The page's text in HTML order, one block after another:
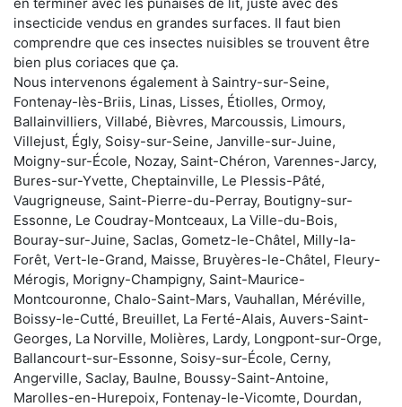
insecticide vendus en grandes surfaces. Il faut bien
comprendre que ces insectes nuisibles se trouvent être
bien plus coriaces que ça.
Nous intervenons également à Saintry-sur-Seine,
Fontenay-lès-Briis, Linas, Lisses, Étiolles, Ormoy,
Ballainvilliers, Villabé, Bièvres, Marcoussis, Limours,
Villejust, Égly, Soisy-sur-Seine, Janville-sur-Juine,
Moigny-sur-École, Nozay, Saint-Chéron, Varennes-Jarcy,
Bures-sur-Yvette, Cheptainville, Le Plessis-Pâté,
Vaugrigneuse, Saint-Pierre-du-Perray, Boutigny-sur-
Essonne, Le Coudray-Montceaux, La Ville-du-Bois,
Bouray-sur-Juine, Saclas, Gometz-le-Châtel, Milly-la-
Forêt, Vert-le-Grand, Maisse, Bruyères-le-Châtel, Fleury-
Mérogis, Morigny-Champigny, Saint-Maurice-
Montcouronne, Chalo-Saint-Mars, Vauhallan, Méréville,
Boissy-le-Cutté, Breuillet, La Ferté-Alais, Auvers-Saint-
Georges, La Norville, Molières, Lardy, Longpont-sur-Orge,
Ballancourt-sur-Essonne, Soisy-sur-École, Cerny,
Angerville, Saclay, Baulne, Boussy-Saint-Antoine,
Marolles-en-Hurepoix, Fontenay-le-Vicomte, Dourdan,